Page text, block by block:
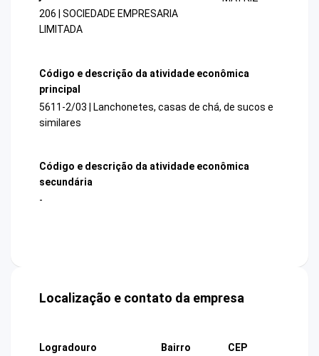
206 | SOCIEDADE EMPRESARIA
LIMITADA
Código e descrição da atividade econômica
principal
5611-2/03 | Lanchonetes, casas de chá, de sucos e
similares
Código e descrição da atividade econômica
secundária
-
Localização e contato da empresa
Logradouro
Bairro
CEP